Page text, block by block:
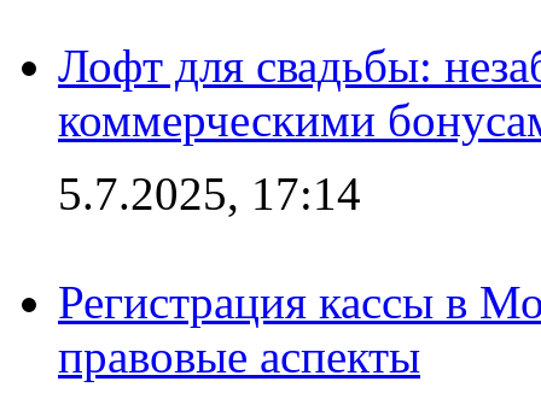
Лофт для свадьбы:
коммерческими
5.7.2025, 17:14
Регистрация кассы в
правовые аспекты